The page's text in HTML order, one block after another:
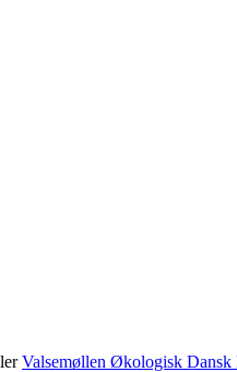
Valsemøllen Økologisk Dansk